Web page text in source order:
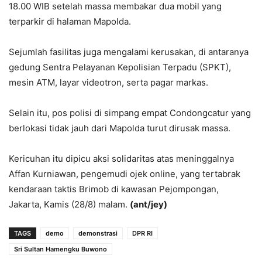
18.00 WIB setelah massa membakar dua mobil yang
terparkir di halaman Mapolda.
Sejumlah fasilitas juga mengalami kerusakan, di antaranya
gedung Sentra Pelayanan Kepolisian Terpadu (SPKT),
mesin ATM, layar videotron, serta pagar markas.
Selain itu, pos polisi di simpang empat Condongcatur yang
berlokasi tidak jauh dari Mapolda turut dirusak massa.
Kericuhan itu dipicu aksi solidaritas atas meninggalnya
Affan Kurniawan, pengemudi ojek online, yang tertabrak
kendaraan taktis Brimob di kawasan Pejompongan,
Jakarta, Kamis (28/8) malam. (ant/jey)
TAGS demo demonstrasi
DPR RI
Sri Sultan Hamengku Buwono